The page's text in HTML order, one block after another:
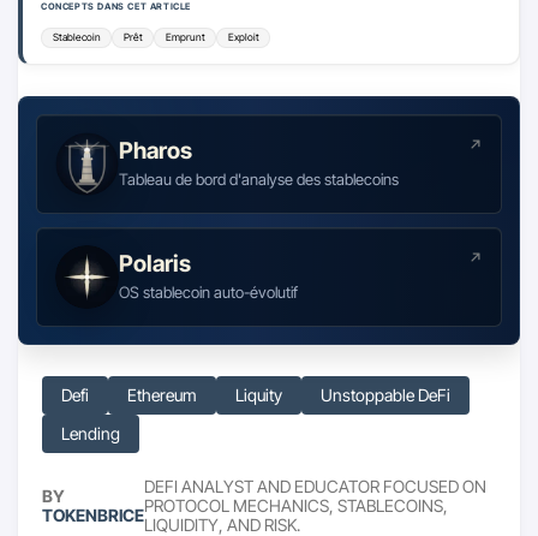
CONCEPTS DANS CET ARTICLE
Stablecoin Prêt Emprunt Exploit
Pharos
Tableau de bord d'analyse des stablecoins
Polaris
OS stablecoin auto-évolutif
Defi Ethereum Liquity
Unstoppable DeFi
Lending
BY
TOKENBRICE
DEFI ANALYST AND EDUCATOR FOCUSED ON
PROTOCOL MECHANICS, STABLECOINS,
LIQUIDITY, AND RISK.